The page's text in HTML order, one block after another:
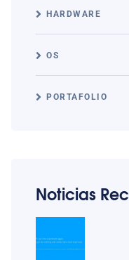
HARDWARE
OS
PORTAFOLIO
Noticias